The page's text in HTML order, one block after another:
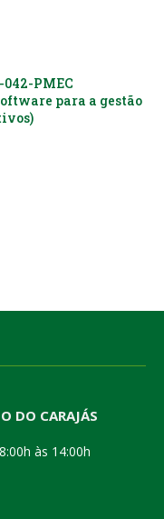
042-PMEC
para a gestão
DO CARAJÁS
às 14:00h